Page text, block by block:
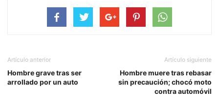
Artículo anterior
Hombre grave tras ser
arrollado por un auto
Artículo siguiente
Hombre muere tras rebasar
sin precaución; chocó moto
contra automóvil